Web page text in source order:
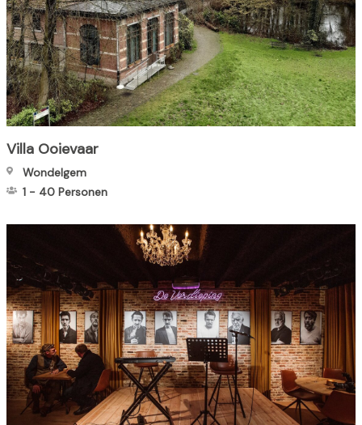
Villa Ooievaar
Wondelgem
1 - 40 Personen